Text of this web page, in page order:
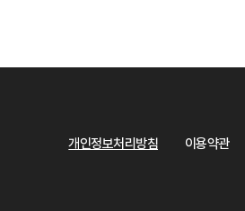
개인정보처리방침 이용약관